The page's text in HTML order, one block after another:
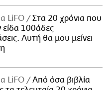
LiFO
Στα 20 χρόνια που
είδα 100άδες
Αυτή θα μου μείνει
LiFO
Από όσα βιβλία